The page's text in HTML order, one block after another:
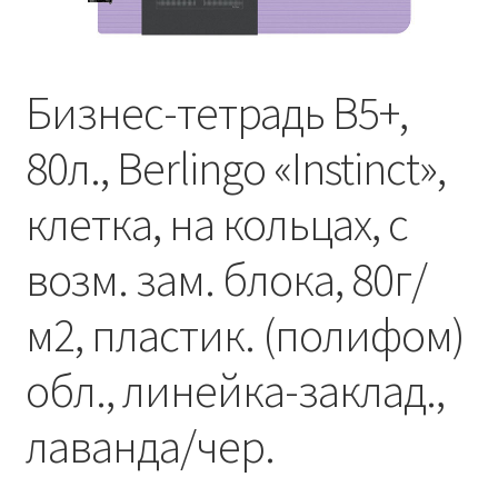
Бизнес-тетрадь В5+,
80л., Berlingo «Instinct»,
клетка, на кольцах, с
возм. зам. блока, 80г/
м2, пластик. (полифом)
обл., линейка-заклад.,
лаванда/чер.